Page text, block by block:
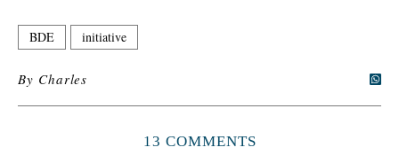
BDE initiative
By Charles
13 COMMENTS